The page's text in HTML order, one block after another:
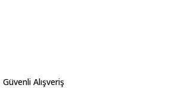
Güvenli Alışveriş